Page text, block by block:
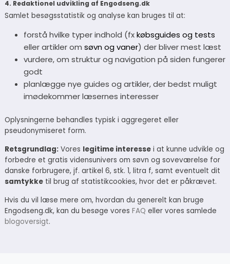
4. Redaktionel udvikling af Engodseng.dk
Samlet besøgsstatistik og analyse kan bruges til at:
forstå hvilke typer indhold (fxkøbsguides og tests
eller artikler om søvn og vaner) der bliver mest læst
vurdere, om struktur og navigation på siden fungerer
godt
planlægge nye guides og artikler, der bedst muligt
imødekommer læsernes interesser
Oplysningerne behandles typisk i aggregeret eller
pseudonymiseret form.
Retsgrundlag: Vores legitime interesse i at kunne udvikle og
forbedre et gratis vidensunivers om søvn og soveværelse for
danske forbrugere, jf. artikel 6, stk. 1, litra f, samt eventuelt dit
samtykke til brug af statistikcookies, hvor det er påkrævet.
Hvis du vil læse mere om, hvordan du generelt kan bruge
Engodseng.dk, kan du besøge vores FAQ eller vores samlede
blogoversigt.